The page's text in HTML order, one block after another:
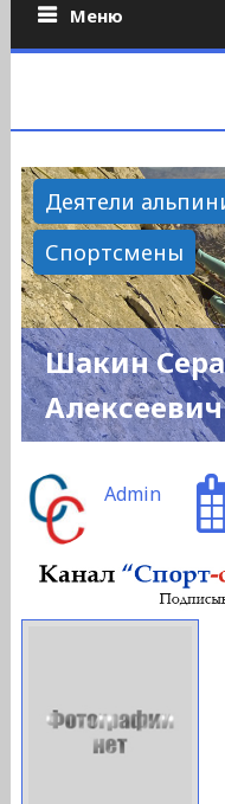
Меню
Деятели
Спортсмены
Шакин
Алексеевич
Admin